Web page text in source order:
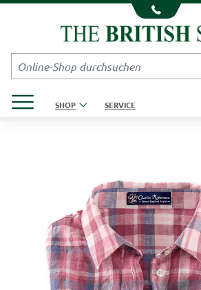
Kompletten Head der Seite überspringen
SHOP SERVICE